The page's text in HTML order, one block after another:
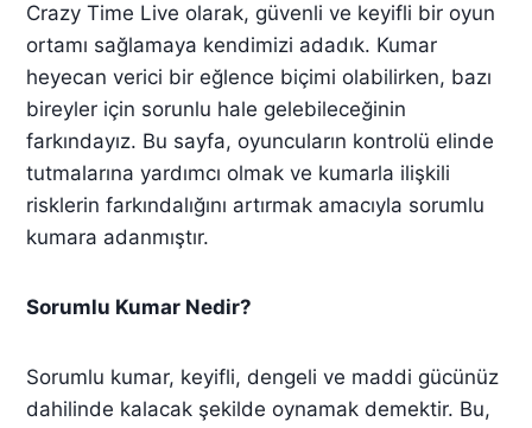
Crazy Time Live olarak, güvenli ve keyifli bir oyun
ortamı sağlamaya kendimizi adadık. Kumar
heyecan verici bir eğlence biçimi olabilirken, bazı
bireyler için sorunlu hale gelebileceğinin
farkındayız. Bu sayfa, oyuncuların kontrolü elinde
tutmalarına yardımcı olmak ve kumarla ilişkili
risklerin farkındalığını artırmak amacıyla sorumlu
kumara adanmıştır.
Sorumlu Kumar Nedir?
Sorumlu kumar, keyifli, dengeli ve maddi gücünüz
dahilinde kalacak şekilde oynamak demektir. Bu,